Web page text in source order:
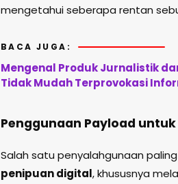
mengetahui seberapa rentan
BACA JUGA:
Mengenal Produk Jurnalistik
Tidak Mudah Terprovokasi
Penggunaan Payload
Salah satu penyalahgunaan
penipuan digital, khususnya